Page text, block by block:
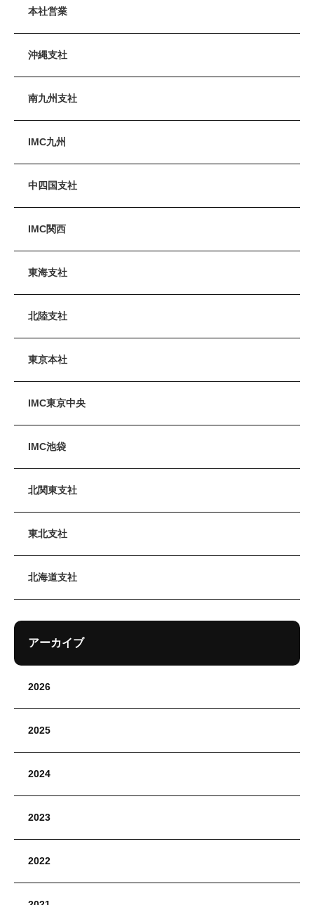
本社営業
沖縄支社
南九州支社
IMC九州
中四国支社
IMC関西
東海支社
北陸支社
東京本社
IMC東京中央
IMC池袋
北関東支社
東北支社
北海道支社
アーカイブ
2026
2025
2024
2023
2022